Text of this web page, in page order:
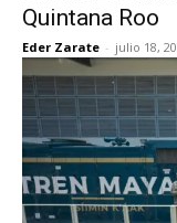
Quintana Roo
Eder Zarate - julio 18,